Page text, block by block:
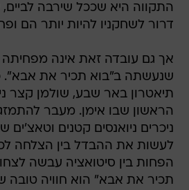
התקווה היא שככל שירבה לביים,
דרור לשחקניו להיות יותר הם
אך גם עובדה זאת אינה
שנעשתה ב"בוא תכיר את אבא".
תיאטרון באר שבע, שולמן קצר
הראשון שבו אימן. מעבר
ניכרים ניואנסים קטנים וטאצ'ים
לעשות את ההבדל בין הצלחה
הפחות בין סיטואציה עבשה
תכיר את אבא" הוא חוויה טובה